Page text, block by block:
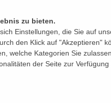
zu bieten.
Einstellungen, die Sie auf
den Klick auf "Akzeptieren"
welche Kategorien Sie
der Seite zur Verfügung